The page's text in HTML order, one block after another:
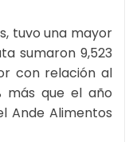
tuvo una mayor
sumaron 9,523
con relación al
más que el año
Ande Alimentos